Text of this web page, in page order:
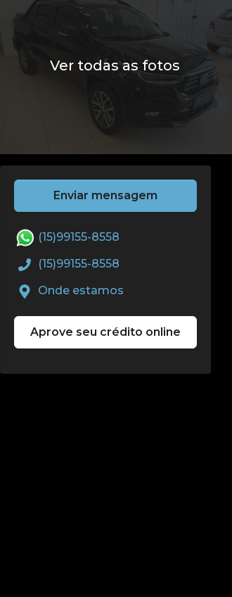
Ver todas as fotos
Enviar mensagem
(15)99155-8558
(15)99155-8558
Onde estamos
Aprove seu crédito online